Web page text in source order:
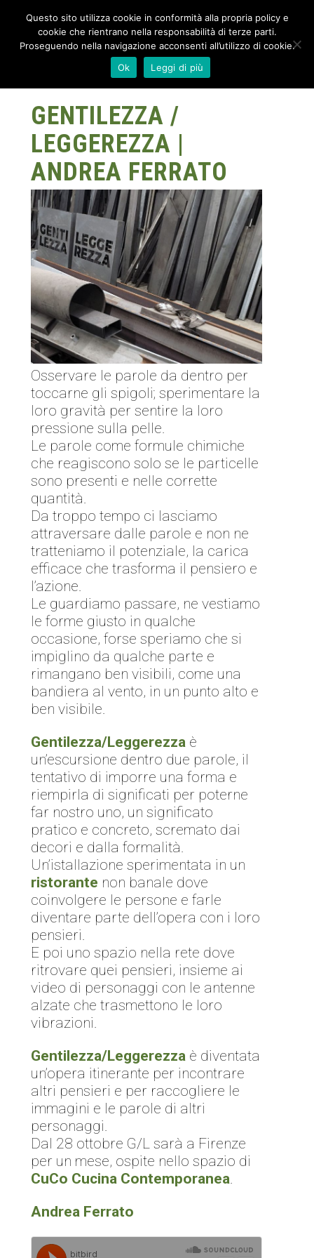
GENTILEZZA /
LEGGEREZZA |
ANDREA FERRATO
Osservare le parole da dentro per
toccarne gli spigoli; sperimentare la
loro gravità per sentire la loro
pressione sulla pelle.
Le parole come formule chimiche
che reagiscono solo se le particelle
sono presenti e nelle corrette
quantità.
Da troppo tempo ci lasciamo
attraversare dalle parole e non ne
tratteniamo il potenziale, la carica
efficace che trasforma il pensiero e
l’azione.
Le guardiamo passare, ne vestiamo
le forme giusto in qualche
occasione, forse speriamo che si
impiglino da qualche parte e
rimangano ben visibili, come una
bandiera al vento, in un punto alto e
ben visibile.
Gentilezza/Leggerezza è
un’escursione dentro due parole, il
tentativo di imporre una forma e
riempirla di significati per poterne
far nostro uno, un significato
pratico e concreto, scremato dai
decori e dalla formalità.
Un’istallazione sperimentata in un
ristorante non banale dove
coinvolgere le persone e farle
diventare parte dell’opera con i loro
pensieri.
E poi uno spazio nella rete dove
ritrovare quei pensieri, insieme ai
video di personaggi con le antenne
alzate che trasmettono le loro
vibrazioni.
Gentilezza/Leggerezza è diventata
un’opera itinerante per incontrare
altri pensieri e per raccogliere le
immagini e le parole di altri
personaggi.
Dal 28 ottobre G/L sarà a Firenze
per un mese, ospite nello spazio di
CuCo Cucina Contemporanea
Andrea Ferrato
Questo sito utilizza cookie in conformità alla propria policy e
cookie che rientrano nella responsabilità di terze parti.
Proseguendo nella navigazione acconsenti all’utilizzo di cookie.
Ok
Leggi di più